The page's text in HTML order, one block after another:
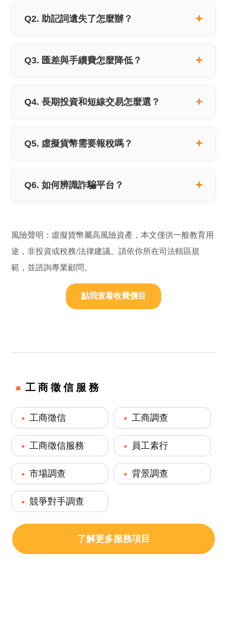
Q2. 助記詞遺失了怎麼辦？
Q3. 匯差與手續費怎麼降低？
Q4. 長期投資和短線交易怎麼選？
Q5. 虛擬貨幣需要報稅嗎？
Q6. 如何辨識詐騙平台？
風險聲明：虛擬貨幣屬高風險資產，本文僅供一般教育用
途，非投資或稅務/法律建議。請依你所在司法轄區規
範，並諮詢專業顧問。
點我查看收費價目
工商徵信服務
工商徵信 工商調查
工商徵信服務 員工素行
市場調查 背景調查
競爭對手調查
了解更多服務項目